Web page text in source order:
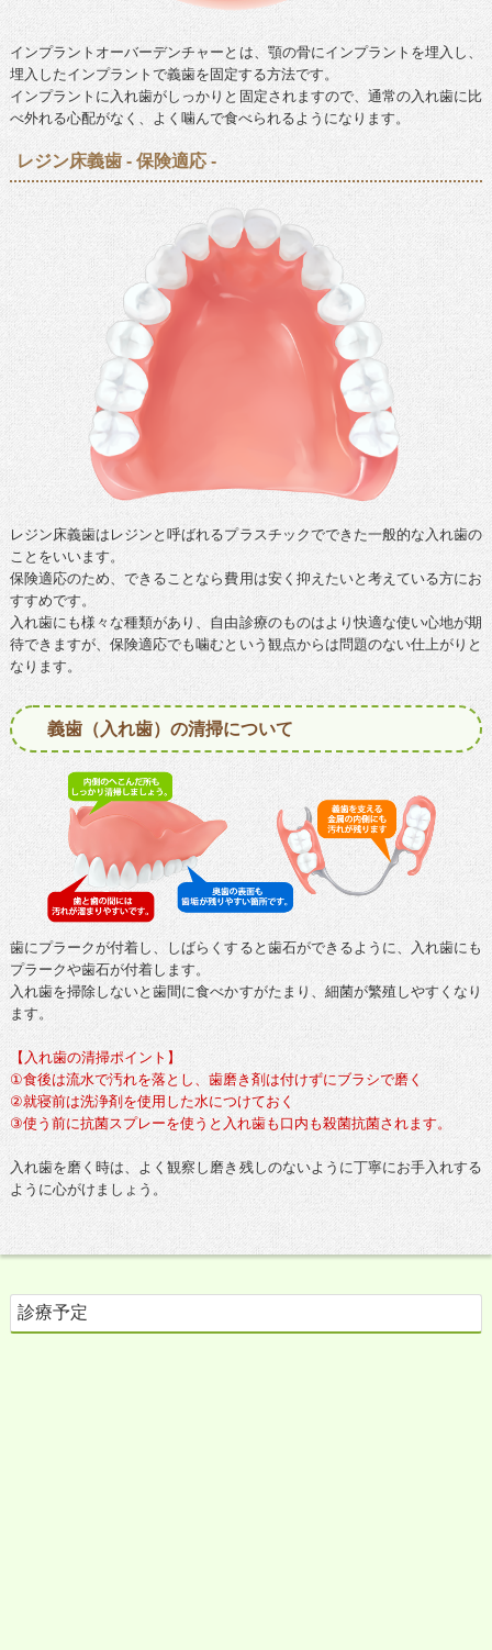
インプラントオーバーデンチャーとは、顎の骨にインプラントを埋入し、
埋入したインプラントで義歯を固定する方法です。
インプラントに入れ歯がしっかりと固定されますので、通常の入れ歯に比
べ外れる心配がなく、よく噛んで食べられるようになります。
レジン床義歯 - 保険適応 -
レジン床義歯はレジンと呼ばれるプラスチックでできた一般的な入れ歯の
ことをいいます。
保険適応のため、できることなら費用は安く抑えたいと考えている方にお
すすめです。
入れ歯にも様々な種類があり、自由診療のものはより快適な使い心地が期
待できますが、保険適応でも噛むという観点からは問題のない仕上がりと
なります。
義歯（入れ歯）の清掃について
歯にプラークが付着し、しばらくすると歯石ができるように、入れ歯にも
プラークや歯石が付着します。
入れ歯を掃除しないと歯間に食べかすがたまり、細菌が繁殖しやすくなり
ます。
【入れ歯の清掃ポイント】
①食後は流水で汚れを落とし、歯磨き剤は付けずにブラシで磨く
②就寝前は洗浄剤を使用した水につけておく
③使う前に抗菌スプレーを使うと入れ歯も口内も殺菌抗菌されます。
入れ歯を磨く時は、よく観察し磨き残しのないように丁寧にお手入れする
ように心がけましょう。
診療予定